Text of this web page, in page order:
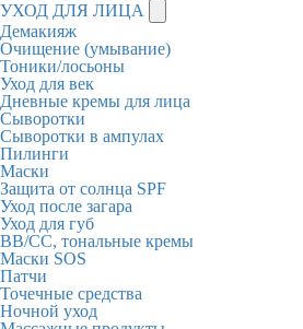
УХОД ДЛЯ ЛИЦА
Демакияж
Очищение (умывание)
Тоники/лосьоны
Уход для век
Дневные кремы для лица
Сыворотки
Сыворотки в ампулах
Пилинги
Маски
Защита от солнца SPF
Уход после загара
Уход для губ
BB/CC, тональные кремы
Маски SOS
Патчи
Точечные средства
Ночной уход